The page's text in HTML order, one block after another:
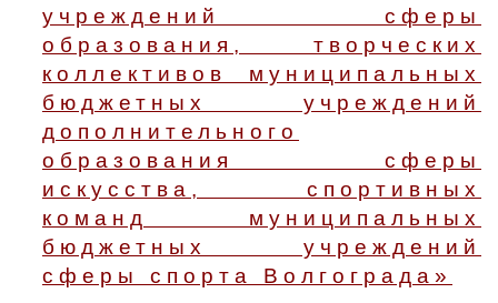
учреждений сферы
образования, творческих
коллективов муниципальных
бюджетных учреждений
дополнительного
образования сферы
искусства, спортивных
команд муниципальных
бюджетных учреждений
сферы спорта Волгограда»